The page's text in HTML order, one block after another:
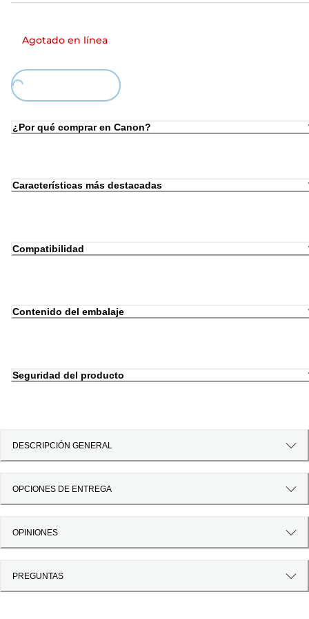
Agotado en línea
¿Por qué comprar en Canon?
Características más destacadas
Compatibilidad
Contenido del embalaje
Seguridad del producto
DESCRIPCIÓN GENERAL
OPCIONES DE ENTREGA
OPINIONES
PREGUNTAS